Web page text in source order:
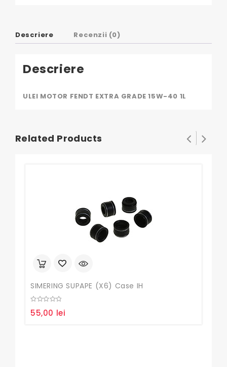
Descriere Recenzii (0)
Descriere
ULEI MOTOR FENDT EXTRA GRADE 15W-40 1L
Related Products
SIMERING SUPAPE (X6) Case IH
out
55,00 lei